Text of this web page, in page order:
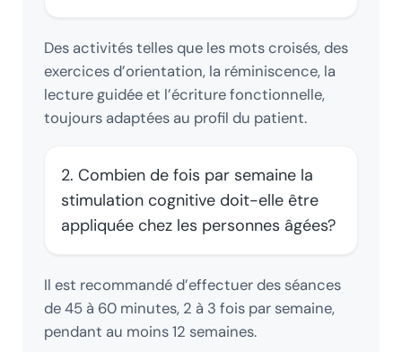
Des activités telles que les mots croisés, des
exercices d’orientation, la réminiscence, la
lecture guidée et l’écriture fonctionnelle,
toujours adaptées au profil du patient.
2. Combien de fois par semaine la
stimulation cognitive doit-elle être
appliquée chez les personnes âgées?
Il est recommandé d’effectuer des séances
de 45 à 60 minutes, 2 à 3 fois par semaine,
pendant au moins 12 semaines.